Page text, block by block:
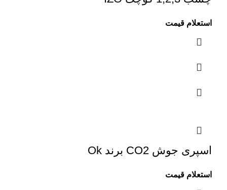
استعلام قیمت
اسپری جوش CO2 برند Ok
استعلام قیمت